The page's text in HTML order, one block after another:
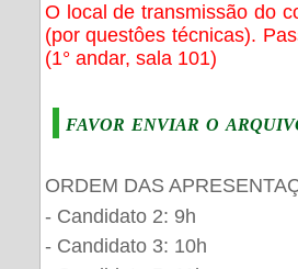
O local de transmissão do
(por questôes técnicas).
(1° andar, sala 101)
favor enviar o
ORDEM DAS
- Candidato 2: 9h
- Candidato 3: 10h